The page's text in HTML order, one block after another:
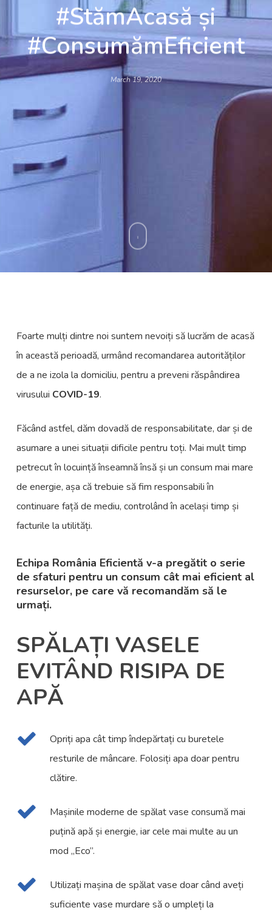
#StămAcasă și
#ConsumămEficient
March 19, 2020
Foarte mulți dintre noi suntem nevoiți să lucrăm de acasă
în această perioadă, urmând recomandarea autorităților
de a ne izola la domiciliu, pentru a preveni răspândirea
virusului COVID-19.
Făcând astfel, dăm dovadă de responsabilitate, dar și de
asumare a unei situații dificile pentru toți. Mai mult timp
petrecut în locuință înseamnă însă și un consum mai mare
de energie, așa că trebuie să fim responsabili în
continuare față de mediu, controlând în același timp și
facturile la utilități.
Echipa România Eficientă v-a pregătit o serie
de sfaturi pentru un consum cât mai eficient al
resurselor, pe care vă recomandăm să le
urmați.
SPĂLAȚI VASELE
EVITÂND RISIPA DE
APĂ
Opriți apa cât timp îndepărtați cu buretele
resturile de mâncare. Folosiți apa doar pentru
clătire.
Mașinile moderne de spălat vase consumă mai
puțină apă și energie, iar cele mai multe au un
mod „Eco”.
Utilizați mașina de spălat vase doar când aveți
suficiente vase murdare să o umpleți la